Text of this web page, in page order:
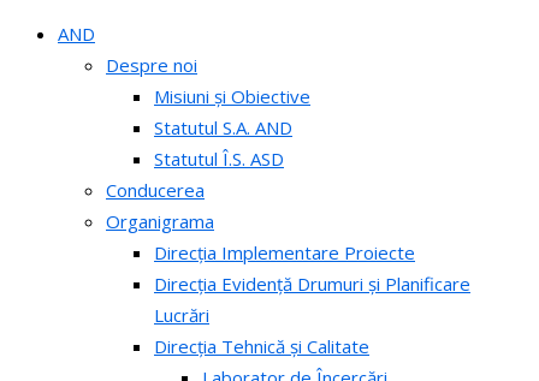
AND
Despre noi
Misiuni și Obiective
Statutul S.A. AND
Statutul Î.S. ASD
Conducerea
Organigrama
Direcția Implementare Proiecte
Direcția Evidență Drumuri și Planificare
Lucrări
Direcția Tehnică și Calitate